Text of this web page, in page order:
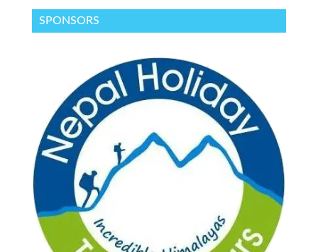
SPONSORS